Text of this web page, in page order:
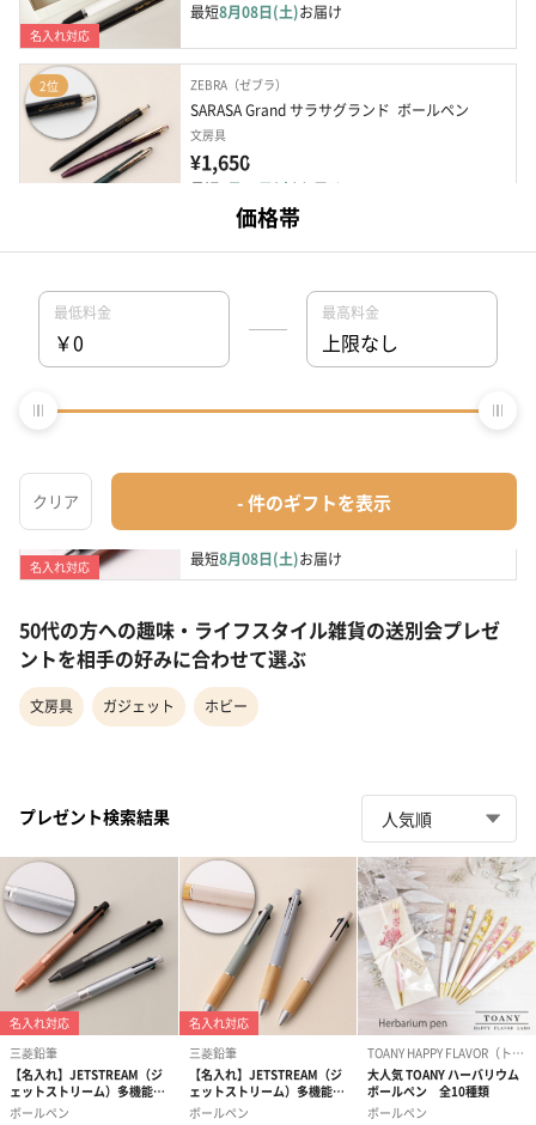
名入れ対応
最短8月08日(土)お届け
2位 ZEBRA（ゼブラ）
SARASA Grand サラサグランド  ボールペン
文房具
¥1,650
最短 8月08日(土) お届け
【名入れ/BOX付き】選べるハンカチ&ボールペ
¥4,888〜
名入れ対応
¥1,139
最短8月08日(土)お届け
50代の方への趣味・ライフスタイル雑貨の送別会プレゼ
ントを相手の好みに合わせて選ぶ
文房具 ガジェット ホビー
プレゼント検索結果